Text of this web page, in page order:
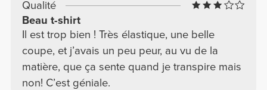
Qualité
Beau t-shirt
Il est trop bien ! Très élastique, une belle
coupe, et j’avais un peu peur, au vu de la
matière, que ça sente quand je transpire mais
non! C’est géniale.